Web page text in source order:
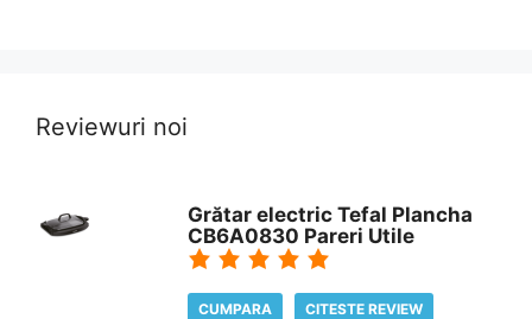
Reviewuri noi
Grătar electric Tefal Plancha
CB6A0830 Pareri Utile
CUMPARA CITESTE REVIEW